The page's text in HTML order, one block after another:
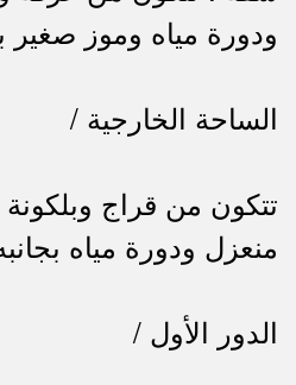
ودورة مياه وموز صغير
الساحة الخارجية /
تتكون من قراج
منعزل ودورة مياه
الدور الأول /